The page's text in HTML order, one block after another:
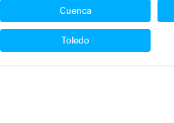
Cuenca
Toledo